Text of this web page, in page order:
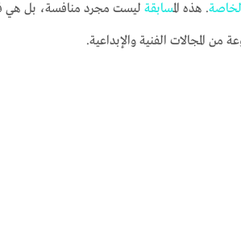
. هذه المسابقة ليست مجرد منافسة، بل هي
من المجالات الفنية والإبداعية.